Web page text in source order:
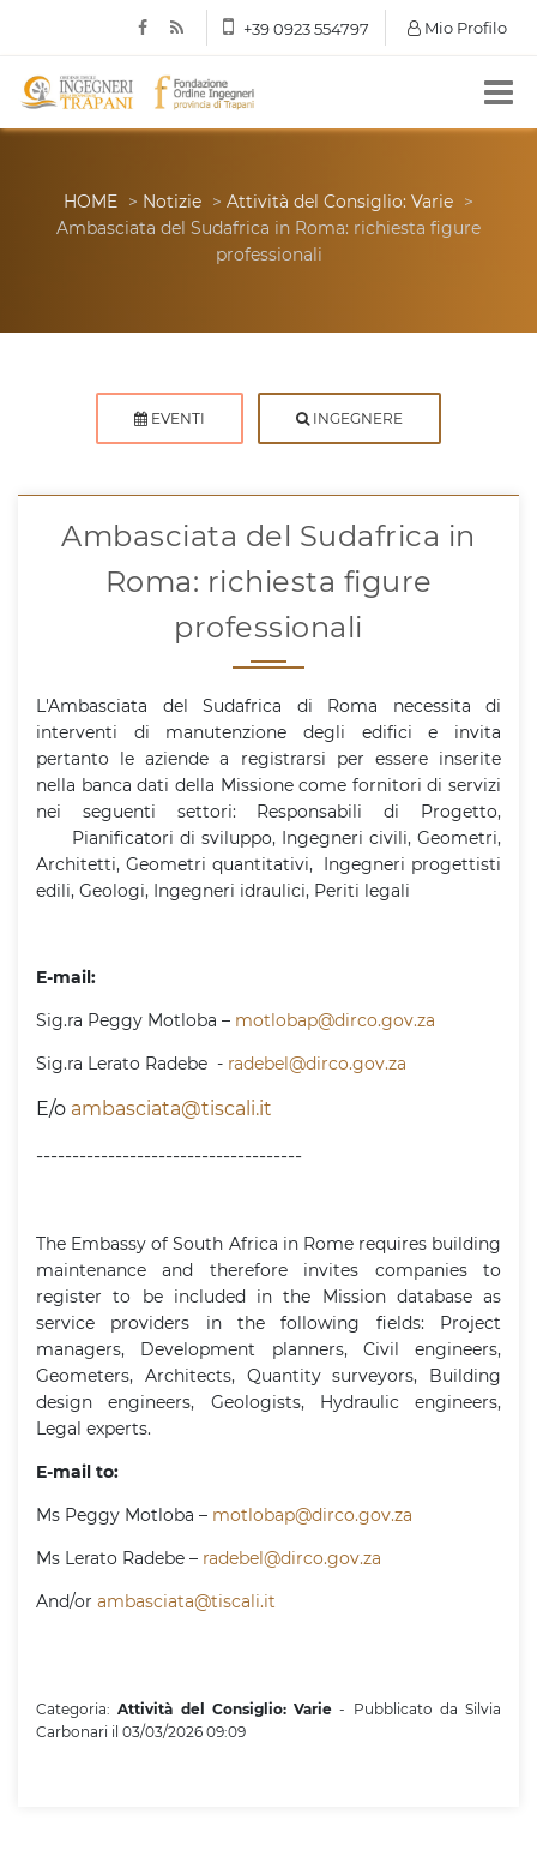
+39 0923 554797 Mio Profilo
HOME > Notizie > Attività del Consiglio: Varie >
Ambasciata del Sudafrica in Roma: richiesta figure
professionali
EVENTI INGEGNERE
Ambasciata del Sudafrica in
Roma: richiesta figure
professionali
L'Ambasciata del Sudafrica di Roma necessita di
interventi di manutenzione degli edifici e invita
pertanto le aziende a registrarsi per essere inserite
nella banca dati della Missione come fornitori di servizi
nei seguenti settori: Responsabili di Progetto,
Pianificatori di sviluppo, Ingegneri civili, Geometri,
Architetti, Geometri quantitativi, Ingegneri progettisti
edili, Geologi, Ingegneri idraulici, Periti legali
E-mail:
Sig.ra Peggy Motloba – motlobap@dirco.gov.za
Sig.ra Lerato Radebe - radebel@dirco.gov.za
E/o ambasciata@tiscali.it
-------------------------------------
The Embassy of South Africa in Rome requires building
maintenance and therefore invites companies to
register to be included in the Mission database as
service providers in the following fields: Project
managers, Development planners, Civil engineers,
Geometers, Architects, Quantity surveyors, Building
design engineers, Geologists, Hydraulic engineers,
Legal experts.
E-mail to:
Ms Peggy Motloba – motlobap@dirco.gov.za
Ms Lerato Radebe – radebel@dirco.gov.za
And/or ambasciata@tiscali.it
Categoria:Attività del Consiglio: Varie - Pubblicato da Silvia
Carbonari il 03/03/2026 09:09